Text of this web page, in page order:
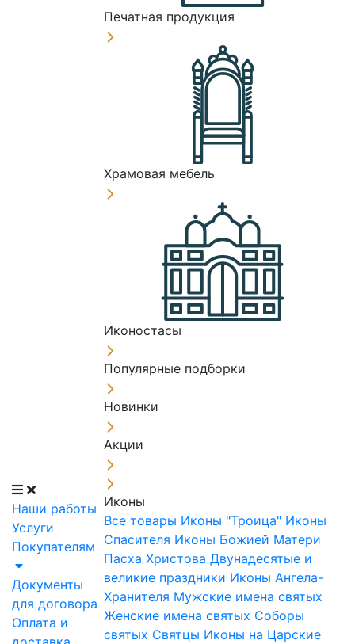
Наши работы
Услуги
Покупателям
Документы
для договора
Оплата и
Печатная продукция
Храмовая мебель
Иконостасы
Популярные подборки
Новинки
Акции
Иконы
Все товары Иконы "Троица" Иконы
Спасителя Иконы Божией Матери
Пасха Христова Двунадесятые и
великие праздники Иконы Ангела-
Хранителя Мужские имена святых
Женские имена святых Соборы
святых Святцы Иконы на Царские